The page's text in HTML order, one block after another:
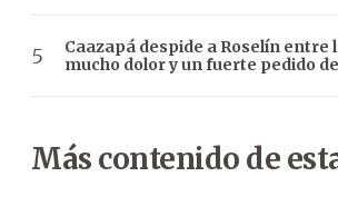
Caazapá despide a Roselín entre
mucho dolor y un fuerte pedido
Más contenido de